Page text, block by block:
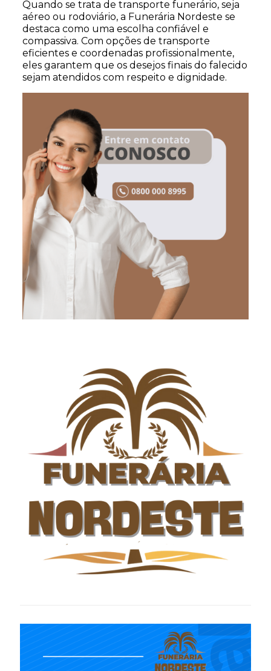
Quando se trata de transporte funerário, seja
aéreo ou rodoviário, a Funerária Nordeste se
destaca como uma escolha confiável e
compassiva. Com opções de transporte
eficientes e coordenadas profissionalmente,
eles garantem que os desejos finais do falecido
sejam atendidos com respeito e dignidade.